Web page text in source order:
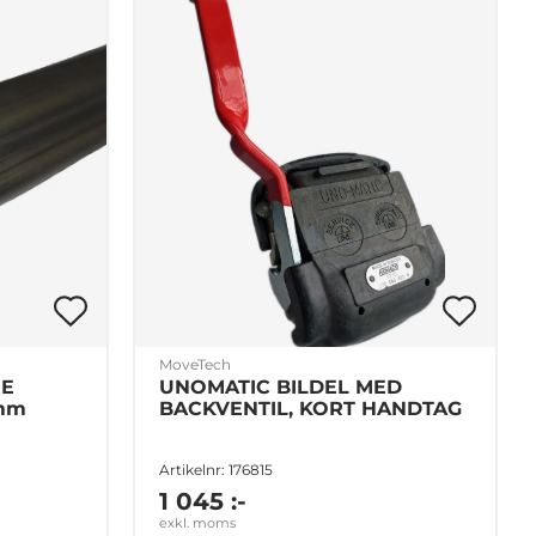
MoveTech
UNOMATIC BILDEL MED
BACKVENTIL, KORT HANDTAG
Artikelnr: 176815
1 045 :-
exkl. moms